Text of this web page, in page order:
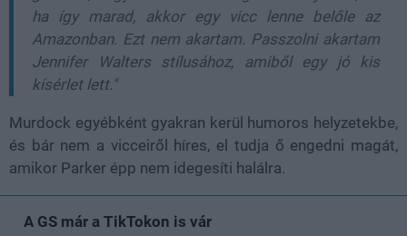
ha így marad, akkor egy vicc lenne belőle az
Amazonban. Ezt nem akartam. Passzolni akartam
Jennifer Walters stílusához, amiből egy jó kis
kísérlet lett."
Murdock egyébként gyakran kerül humoros helyzetekbe,
és bár nem a vicceiről híres, el tudja ő engedni magát,
amikor Parker épp nem idegesíti halálra.
A GS már a TikTokon is vár